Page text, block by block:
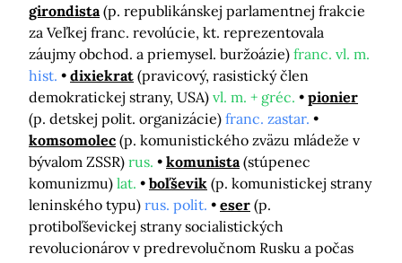
girondista (p. republikánskej parlamentnej frakcie
za Veľkej franc. revolúcie, kt. reprezentovala
záujmy obchod. a priemysel. buržoázie) franc. vl. m.
hist.
dixiekrat (pravicový, rasistický člen
demokratickej strany, USA) vl. m. + gréc.
pionier
(p. detskej polit. organizácie) franc. zastar.
komsomolec (p. komunistického zväzu mládeže v
bývalom ZSSR) rus. komunista (stúpenec
komunizmu) lat. boľševik (p. komunistickej strany
leninského typu) rus. polit. eser (p.
protiboľševickej strany socialistických
revolucionárov v predrevolučnom Rusku a počas